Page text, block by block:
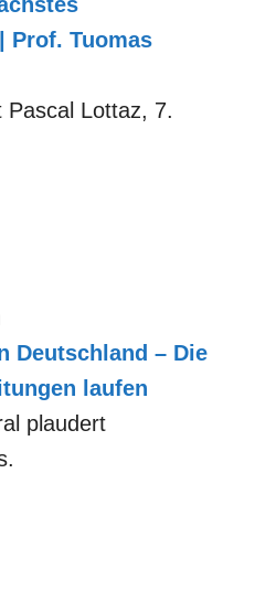
Prof. Tuomas
Pascal Lottaz, 7.
Deutschland – Die
laufen
plaudert